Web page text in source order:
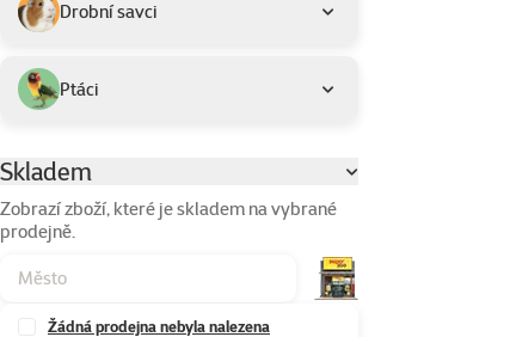
Drobní savci
Ptáci
Parametrický filtr
Skladem
Zobrazí zboží, které je skladem na vybrané
prodejně.
Žádná prodejna nebyla nalezena